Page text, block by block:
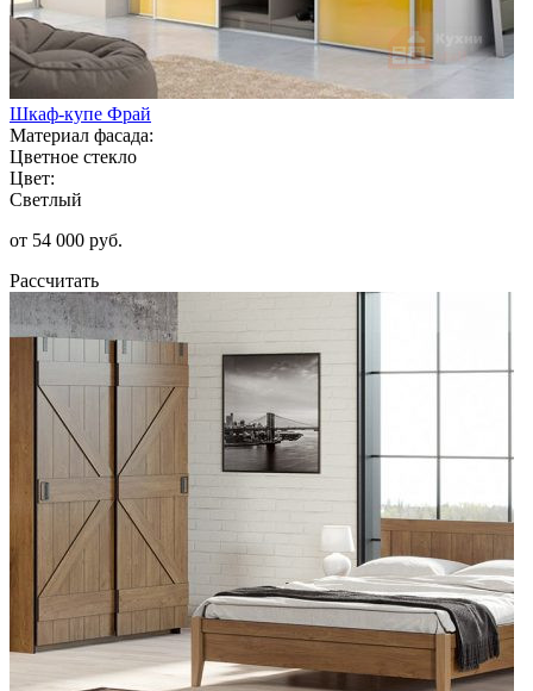
Шкаф-купе Фрай
Материал фасада:
Цветное стекло
Цвет:
Светлый
от 54 000 руб.
Рассчитать